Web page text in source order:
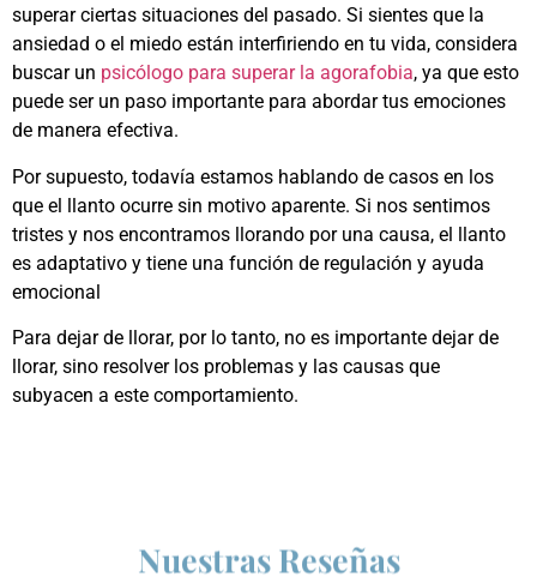
superar ciertas situaciones del pasado. Si sientes que la
ansiedad o el miedo están interfiriendo en tu vida, considera
buscar un psicólogo para superar la agorafobia, ya que esto
puede ser un paso importante para abordar tus emociones
de manera efectiva.
Por supuesto, todavía estamos hablando de casos en los
que el llanto ocurre sin motivo aparente. Si nos sentimos
tristes y nos encontramos llorando por una causa, el llanto
es adaptativo y tiene una función de regulación y ayuda
emocional
Para dejar de llorar, por lo tanto, no es importante dejar de
llorar, sino resolver los problemas y las causas que
subyacen a este comportamiento.
Nuestras Reseñas